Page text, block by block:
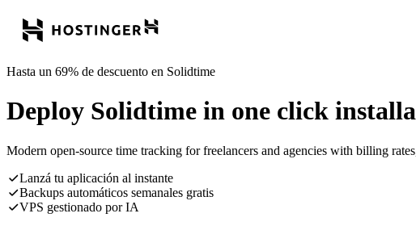
Hasta un 69% de descuento en Solidtime
Deploy Solidtime in one click
Modern open-source time tracking for freelancers and agencies with billing
Lanzá tu aplicación al instante
Backups automáticos semanales gratis
VPS gestionado por IA